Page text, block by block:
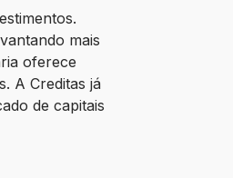
mais
oferece
A Creditas já
de capitais